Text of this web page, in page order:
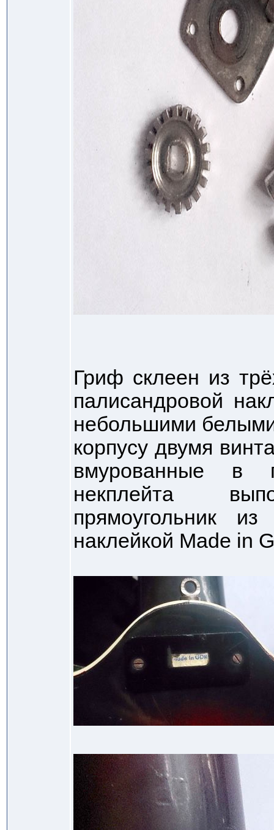
Гриф склеен из
палисандровой
небольшими
корпусу двумя
вмурованные в
некплейта
прямоугольник
наклейкой Made in